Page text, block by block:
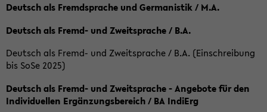
Deutsch als Fremdsprache und Germanistik / M.A.
Deutsch als Fremd- und Zweitsprache / B.A.
Deutsch als Fremd- und Zweitsprache / B.A. (Einschreibung
bis SoSe 2025)
Deutsch als Fremd- und Zweitsprache - Angebote für den
Individuellen Ergänzungsbereich / BA IndiErg